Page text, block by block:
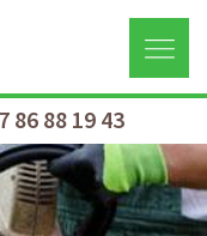
86 88 19 43